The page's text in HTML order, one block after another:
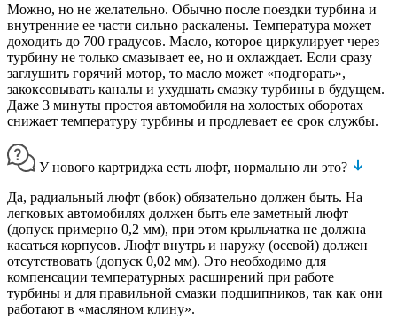
Можно, но не желательно. Обычно после поездки турбина и
внутренние ее части сильно раскалены. Температура может
доходить до 700 градусов. Масло, которое циркулирует через
турбину не только смазывает ее, но и охлаждает. Если сразу
заглушить горячий мотор, то масло может «подгорать»,
закоксовывать каналы и ухудшать смазку турбины в будущем.
Даже 3 минуты простоя автомобиля на холостых оборотах
снижает температуру турбины и продлевает ее срок службы.
У нового картриджа есть люфт, нормально ли это?
Да, радиальный люфт (вбок) обязательно должен быть. На
легковых автомобилях должен быть еле заметный люфт
(допуск примерно 0,2 мм), при этом крыльчатка не должна
касаться корпусов. Люфт внутрь и наружу (осевой) должен
отсутствовать (допуск 0,02 мм). Это необходимо для
компенсации температурных расширений при работе
турбины и для правильной смазки подшипников, так как они
работают в «масляном клину».